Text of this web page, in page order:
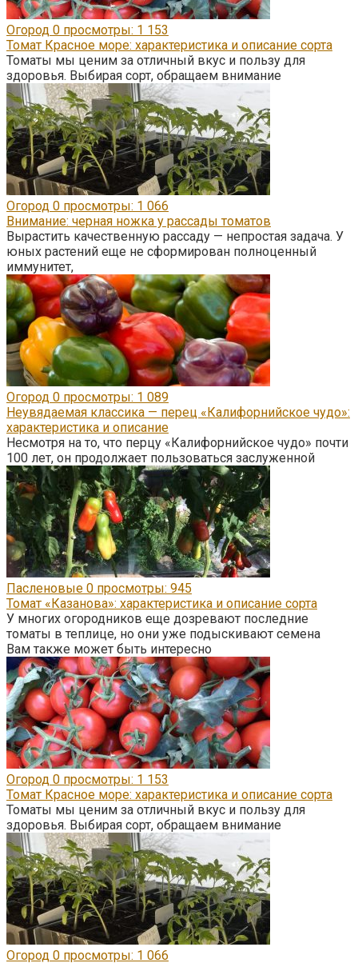
Огород 0 просмотры: 1 153
Томат Красное море: характеристика и описание сорта
Томаты мы ценим за отличный вкус и пользу для
здоровья. Выбирая сорт, обращаем внимание
Огород 0 просмотры: 1 066
Внимание: черная ножка у рассады томатов
Вырастить качественную рассаду — непростая задача. У
юных растений еще не сформирован полноценный
иммунитет,
Огород 0 просмотры: 1 089
Неувядаемая классика — перец «Калифорнийское чудо»:
характеристика и описание
Несмотря на то, что перцу «Калифорнийское чудо» почти
100 лет, он продолжает пользоваться заслуженной
Пасленовые 0 просмотры: 945
Томат «Казанова»: характеристика и описание сорта
У многих огородников еще дозревают последние
томаты в теплице, но они уже подыскивают семена
Вам также может быть интересно
Огород 0 просмотры: 1 153
Томат Красное море: характеристика и описание сорта
Томаты мы ценим за отличный вкус и пользу для
здоровья. Выбирая сорт, обращаем внимание
Огород 0 просмотры: 1 066